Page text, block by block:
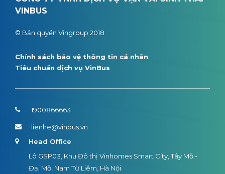
VINBUS
© Bản quyền Vingroup 2018
Chính sách bảo vệ thông tin cá nhân
Tiêu chuẩn dịch vụ VinBus
1900866663
lienhe@vinbus.vn
Head Office
Lô GSP03, Khu Đô thị Vinhomes Smart City, Tây Mỗ -
Đại Mỗ, Nam Từ Liêm, Hà Nội